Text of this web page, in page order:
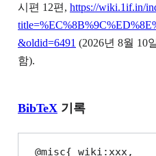
시편 12편, https://wiki.1if.in/
&oldid=6491 (2026년 8월 10
함).
BibTeX 기록